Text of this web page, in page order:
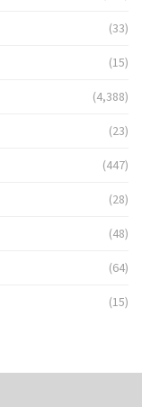
(33)
(15)
(4,388)
(23)
(447)
(28)
(48)
(64)
(15)